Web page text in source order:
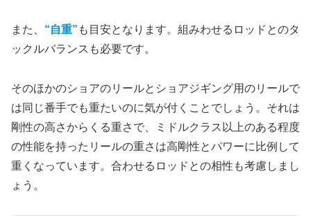
また、 “自重” も目安となります。組みわせるロッドとのタ
ックルバランスも必要です。
そのほかのショアのリールとショアジギング用のリールで
は同じ番手でも重たいのに気が付くことでしょう。それは
剛性の高さからくる重さで、ミドルクラス以上のある程度
の性能を持ったリールの重さは高剛性とパワーに比例して
重くなっています。合わせるロッドとの相性も考慮しまし
ょう。